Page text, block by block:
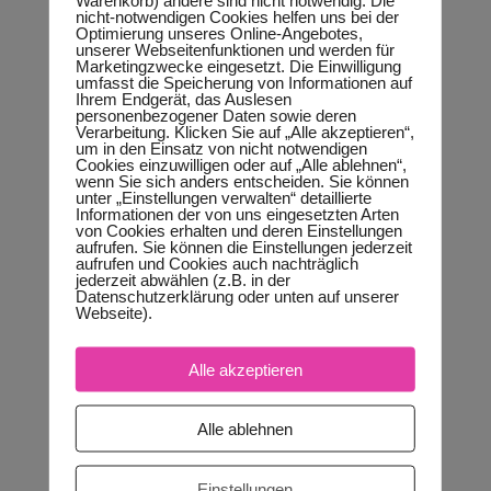
habe noch niemanden getroffen, bei dem der
kinesiologische Test der Aussage „ich bin
wundervoll“ kraftvoll, positiv und „erlaubt“ war. Wie
ich dir gerade erzählt habe, mich anfangs
eingeschlossen.
Das ist bei mir heute anders.
Und es wurde Zeit, es weiter zu geben.
Vor allem an diejenigen, die als Reife Seele oder
als Alte Seele gut zu mir passen. Okay, zu denen
ich gut passe als Coach, als Therapeutin, als
Trainerin.
2018 wollte ich
(eigentlich) einen
Mitgliederbereich „ich bin
nicht-notwendigen Cookies helfen uns bei der
Optimierung unseres Online-Angebotes,
unserer Webseitenfunktionen und werden für
Marketingzwecke eingesetzt. Die Einwilligung
umfasst die Speicherung von Informationen auf
Ihrem Endgerät, das Auslesen
personenbezogener Daten sowie deren
Verarbeitung. Klicken Sie auf „Alle akzeptieren“,
um in den Einsatz von nicht notwendigen
Cookies einzuwilligen oder auf „Alle ablehnen“,
wenn Sie sich anders entscheiden. Sie können
unter „Einstellungen verwalten“ detaillierte
Informationen der von uns eingesetzten Arten
von Cookies erhalten und deren Einstellungen
aufrufen. Sie können die Einstellungen jederzeit
aufrufen und Cookies auch nachträglich
jederzeit abwählen (z.B. in der
Datenschutzerklärung oder unten auf unserer
Webseite).
Alle akzeptieren
Alle ablehnen